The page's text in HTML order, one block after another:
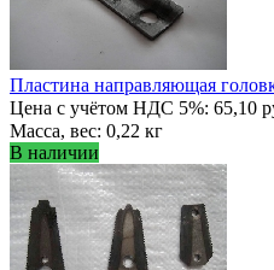
Пластина направляющая
Цена с учётом НДС 5%: 65,10
Масса, вес: 0,22 кг
В наличии